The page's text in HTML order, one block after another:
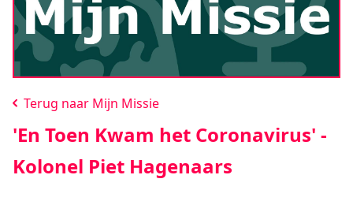
Terug naar Mijn Missie
'En Toen Kwam het Coronavirus' -
Kolonel Piet Hagenaars